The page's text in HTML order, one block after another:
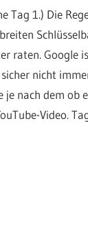
Tag 1.) Die
raten. Google
nicht
je nach dem
Video.